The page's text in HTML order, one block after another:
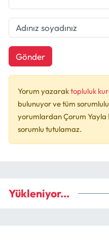
Gönder
Yorum yazaraktopluluk
bulunuyor ve tüm
yorumlardan Çorum Yayla
sorumlu tutulamaz.
Yükleniyor...